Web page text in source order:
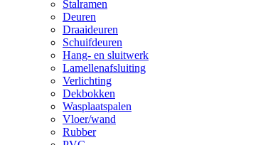
Stalramen
Deuren
Draaideuren
Schuifdeuren
Hang- en sluitwerk
Lamellenafsluiting
Verlichting
Dekbokken
Wasplaatspalen
Vloer/wand
Rubber